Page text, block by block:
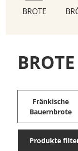
BROTE
BROTE
Fränkische
Bauernbrote
Produkte